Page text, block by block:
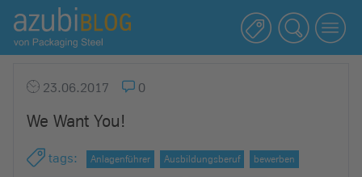
A
z
u
23.06.2017 0
We Want You!
tags: Anlagenführer Ausbildungsberuf bewerben